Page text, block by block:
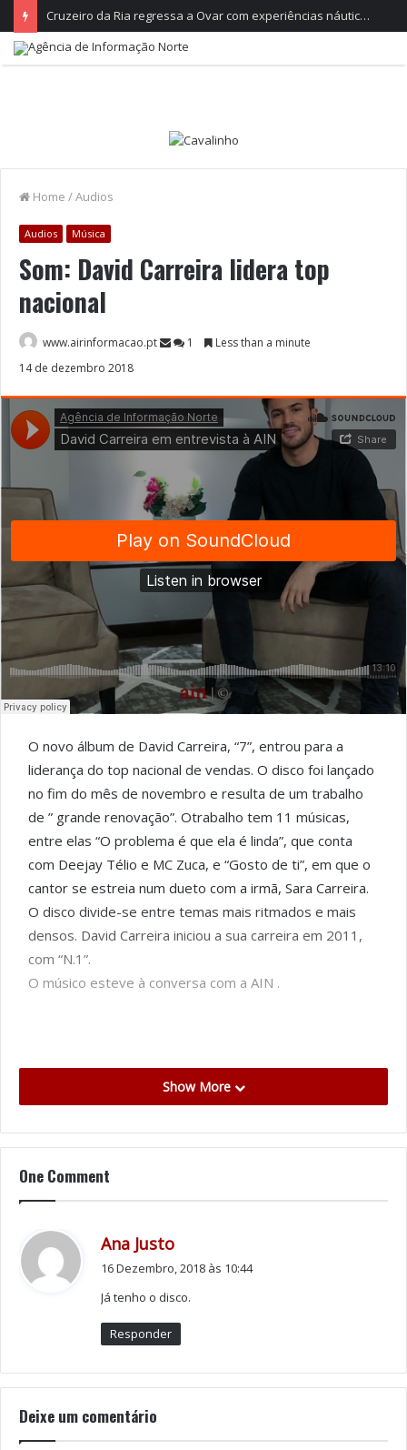
Cruzeiro da Ria regressa a Ovar com experiências náuticas e observação de aves
Home /Audios
Audios Música
Som: David Carreira lidera top
nacional
www.airinformacao.pt 1
Less than a minute
14 de dezembro 2018
O novo álbum de David Carreira, “7”, entrou para a
liderança do top nacional de vendas. O disco foi lançado
no fim do mês de novembro e resulta de um trabalho
de ” grande renovação”. Otrabalho tem 11 músicas,
entre elas “O problema é que ela é linda”, que conta
com Deejay Télio e MC Zuca, e “Gosto de ti”, em que o
cantor se estreia num dueto com a irmã, Sara Carreira.
O disco divide-se entre temas mais ritmados e mais
densos. David Carreira iniciou a sua carreira em 2011,
com “N.1”.
O músico esteve à conversa com a AIN .
Show More
One Comment
Ana Justo
:
16 Dezembro, 2018 às 10:44
Já tenho o disco.
Responder
Deixe um comentário